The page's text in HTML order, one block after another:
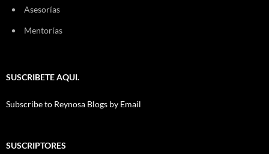
Asesorías
Mentorías
SUSCRIBETE AQUI.
Subscribe to Reynosa Blogs by Email
SUSCRIPTORES